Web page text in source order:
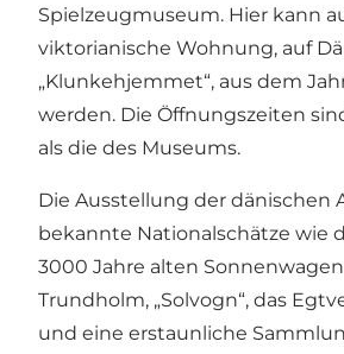
Spielzeugmuseum. Hier kann
viktorianische Wohnung, auf
„Klunkehjemmet“, aus dem
werden. Die Öffnungszeiten
als die des Museums.
Die Ausstellung der dänischen
bekannte Nationalschätze wie
3000 Jahre alten
Trundholm, „Solvogn“, das
und eine erstaunliche